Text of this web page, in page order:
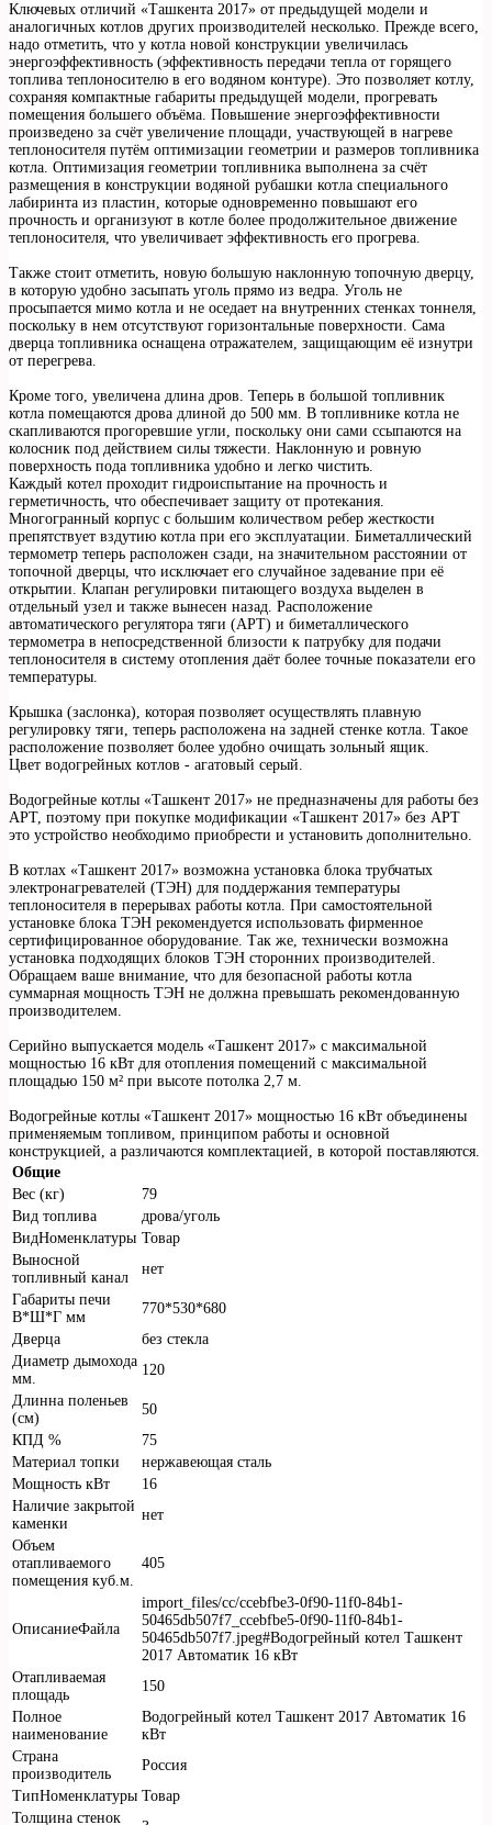
Ключевых отличий «Ташкента 2017» от предыдущей модели и
аналогичных котлов других производителей несколько. Прежде всего,
надо отметить, что у котла новой конструкции увеличилась
энергоэффективность (эффективность передачи тепла от горящего
топлива теплоносителю в его водяном контуре). Это позволяет котлу,
сохраняя компактные габариты предыдущей модели, прогревать
помещения большего объёма. Повышение энергоэффективности
произведено за счёт увеличение площади, участвующей в нагреве
теплоносителя путём оптимизации геометрии и размеров топливника
котла. Оптимизация геометрии топливника выполнена за счёт
размещения в конструкции водяной рубашки котла специального
лабиринта из пластин, которые одновременно повышают его
прочность и организуют в котле более продолжительное движение
теплоносителя, что увеличивает эффективность его прогрева.
Также стоит отметить, новую большую наклонную топочную дверцу,
в которую удобно засыпать уголь прямо из ведра. Уголь не
просыпается мимо котла и не оседает на внутренних стенках тоннеля,
поскольку в нем отсутствуют горизонтальные поверхности. Сама
дверца топливника оснащена отражателем, защищающим её изнутри
от перегрева.
Кроме того, увеличена длина дров. Теперь в большой топливник
котла помещаются дрова длиной до 500 мм. В топливнике котла не
скапливаются прогоревшие угли, поскольку они сами ссыпаются на
колосник под действием силы тяжести. Наклонную и ровную
поверхность пода топливника удобно и легко чистить.
Каждый котел проходит гидроиспытание на прочность и
герметичность, что обеспечивает защиту от протекания.
Многогранный корпус с большим количеством ребер жесткости
препятствует вздутию котла при его эксплуатации. Биметаллический
термометр теперь расположен сзади, на значительном расстоянии от
топочной дверцы, что исключает его случайное задевание при её
открытии. Клапан регулировки питающего воздуха выделен в
отдельный узел и также вынесен назад. Расположение
автоматического регулятора тяги (АРТ) и биметаллического
термометра в непосредственной близости к патрубку для подачи
теплоносителя в систему отопления даёт более точные показатели его
температуры.
Крышка (заслонка), которая позволяет осуществлять плавную
регулировку тяги, теперь расположена на задней стенке котла. Такое
расположение позволяет более удобно очищать зольный ящик.
Цвет водогрейных котлов - агатовый серый.
Водогрейные котлы «Ташкент 2017» не предназначены для работы без
АРТ, поэтому при покупке модификации «Ташкент 2017» без АРТ
это устройство необходимо приобрести и установить дополнительно.
В котлах «Ташкент 2017» возможна установка блока трубчатых
электронагревателей (ТЭН) для поддержания температуры
теплоносителя в перерывах работы котла. При самостоятельной
установке блока ТЭН рекомендуется использовать фирменное
сертифицированное оборудование. Так же, технически возможна
установка подходящих блоков ТЭН сторонних производителей.
Обращаем ваше внимание, что для безопасной работы котла
суммарная мощность ТЭН не должна превышать рекомендованную
производителем.
Серийно выпускается модель «Ташкент 2017» с максимальной
мощностью 16 кВт для отопления помещений с максимальной
площадью 150 м² при высоте потолка 2,7 м.
Водогрейные котлы «Ташкент 2017» мощностью 16 кВт объединены
применяемым топливом, принципом работы и основной
конструкцией, а различаются комплектацией, в которой поставляются.
Общие
Вес (кг)
79
Вид топлива
дрова/уголь
ВидНоменклатуры Товар
Выносной
топливный канал
нет
Габариты печи
В*Ш*Г мм
770*530*680
Дверца
без стекла
Диаметр дымохода
мм.
120
Длинна поленьев
(см)
50
КПД %
75
Материал топки
нержавеющая сталь
Мощность кВт
16
Наличие закрытой
каменки
нет
Объем
отапливаемого
помещения куб.м.
405
ОписаниеФайла
import_files/cc/ccebfbe3-0f90-11f0-84b1-
50465db507f7_ccebfbe5-0f90-11f0-84b1-
50465db507f7.jpeg#Водогрейный котел Ташкент
2017 Автоматик 16 кВт
Отапливаемая
площадь
150
Полное
наименование
Водогрейный котел Ташкент 2017 Автоматик 16
кВт
Страна
производитель
Россия
ТипНоменклатуры Товар
Толщина стенок